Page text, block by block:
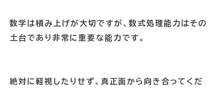
数学は積み上げが大切ですが、数式処理能力はその
土台であり非常に重要な能力です。
絶対に軽視したりせず、真正面から向き合ってくだ